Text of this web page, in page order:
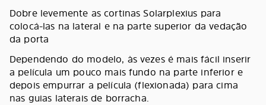
Dobre levemente as cortinas Solarplexius para
colocá-las na lateral e na parte superior da vedação
da porta
Dependendo do modelo, às vezes é mais fácil inserir
a película um pouco mais fundo na parte inferior e
depois empurrar a película (flexionada) para cima
nas guias laterais de borracha.